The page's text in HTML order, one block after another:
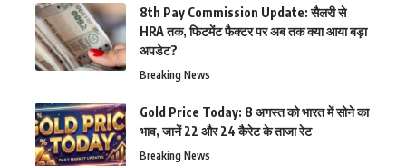
8th Pay Commission Update: सैलरी से
HRA तक, फिटमेंट फैक्टर पर अब तक क्या आया बड़ा
अपडेट?
Breaking News
Gold Price Today: 8 अगस्त को भारत में सोने का
भाव, जानें 22 और 24 कैरेट के ताजा रेट
Breaking News